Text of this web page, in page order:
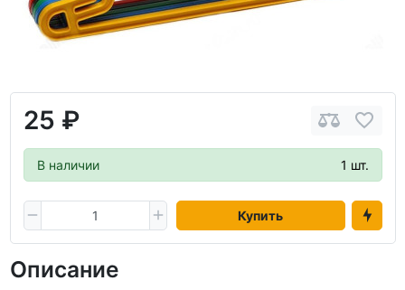
25 ₽
В наличии 1 шт.
Купить
Описание